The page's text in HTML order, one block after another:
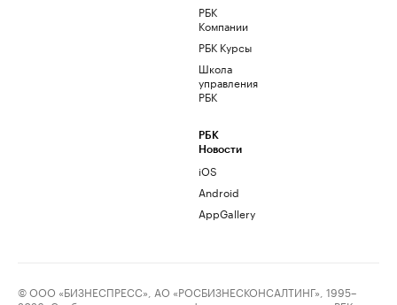
РБК
Компании
РБК Курсы
Школа
управления
РБК
РБК
Новости
iOS
Android
AppGallery
© ООО «БИЗНЕСПРЕСС», АО «РОСБИЗНЕСКОНСАЛТИНГ», 1995–